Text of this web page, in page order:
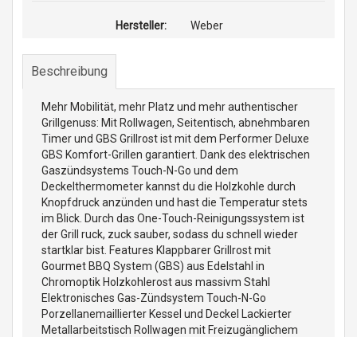
Hersteller: Weber
Beschreibung
Mehr Mobilität, mehr Platz und mehr authentischer
Grillgenuss: Mit Rollwagen, Seitentisch, abnehmbaren
Timer und GBS Grillrost ist mit dem Performer Deluxe
GBS Komfort-Grillen garantiert. Dank des elektrischen
Gaszündsystems Touch-N-Go und dem
Deckelthermometer kannst du die Holzkohle durch
Knopfdruck anzünden und hast die Temperatur stets
im Blick. Durch das One-Touch-Reinigungssystem ist
der Grill ruck, zuck sauber, sodass du schnell wieder
startklar bist. Features Klappbarer Grillrost mit
Gourmet BBQ System (GBS) aus Edelstahl in
Chromoptik Holzkohlerost aus massivm Stahl
Elektronisches Gas-Zündsystem Touch-N-Go
Porzellanemaillierter Kessel und Deckel Lackierter
Metallarbeitstisch Rollwagen mit Freizugänglichem